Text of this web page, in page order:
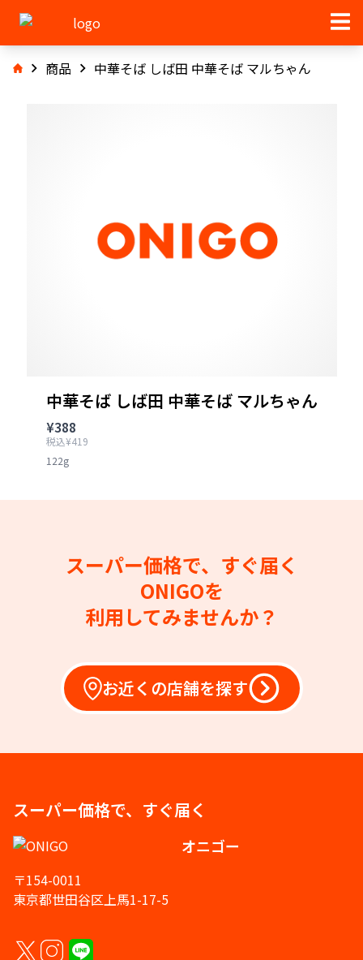
商品 中華そば しば田 中華そば マルちゃん
中華そば しば田 中華そば マルちゃん
¥388
税込¥419
122g
スーパー価格で、すぐ届く
ONIGOを
利用してみませんか？
お近くの店舗を探す
スーパー価格で、すぐ届く
オニゴー
〒154-0011
東京都世田谷区上馬1-17-5